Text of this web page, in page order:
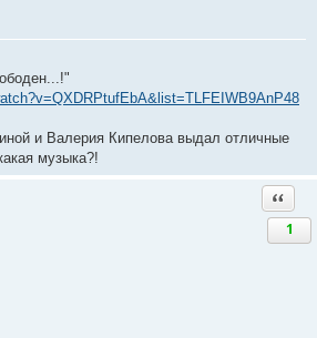
и Валерия Кипелова выдал отличные
музыка?!
1